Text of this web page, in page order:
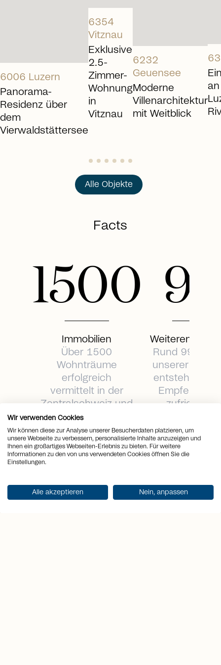
6006 Luzern
Panorama-
Residenz über
dem
Vierwaldstättersee
6354
Vitznau
Exklusive
2.5-
Zimmer-
Wohnung
in
Vitznau
6232
Geuensee
Moderne
Villenarchitektur
mit Weitblick
Alle Objekte
Facts
1500
Immobilien
Über 1500
Wohnträume
erfolgreich
vermittelt in der
Zentralschweiz und
Umgebung.
99
Rund 99
unserer
entstehen
zufriedener
arrow_back arrow_forward
Wir verwenden Cookies
Wir können diese zur Analyse unserer Besucherdaten platzieren, um
unsere Webseite zu verbessern, personalisierte Inhalte anzuzeigen und
Ihnen ein großartiges Webseiten-Erlebnis zu bieten. Für weitere
Informationen zu den von uns verwendeten Cookies öffnen Sie die
Einstellungen.
Alle akzeptieren Nein, anpassen